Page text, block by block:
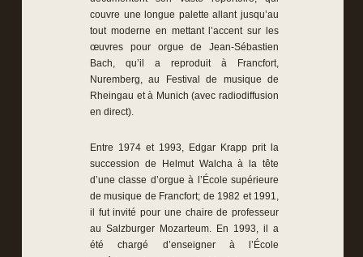
couvre une longue palette allant jusqu’au
tout moderne en mettant l’accent sur les
œuvres pour orgue de Jean-Sébastien
Bach, qu’il a reproduit à Francfort,
Nuremberg, au Festival de musique de
Rheingau et à Munich (avec radiodiffusion
en direct).
Entre 1974 et 1993, Edgar Krapp prit la
succession de Helmut Walcha à la tête
d’une classe d’orgue à l’École supérieure
de musique de Francfort; de 1982 et 1991,
il fut invité pour une chaire de professeur
au Salzburger Mozarteum. En 1993, il a
été chargé d’enseigner à l’École